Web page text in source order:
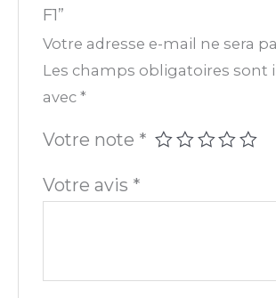
F1”
Votre adresse e-mail ne sera
Les champs obligatoires sont
avec*
Votre note *
Votre avis *